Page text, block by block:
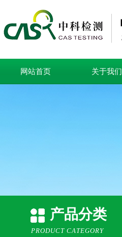
网站首页 关于我们
产品分类
PRODUCT CATEGORY